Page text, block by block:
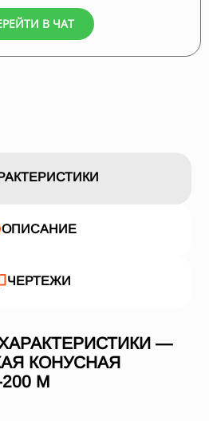
В ЧАТ
ОПИСАНИЕ
ЧЕРТЕЖИ
—
КОНУСНАЯ
M